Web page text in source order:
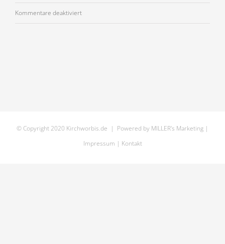
Kommentare deaktiviertfür
© Copyright 2020 Kirchworbis.de | Powered by MILLER's Marketing |
Impressum | Kontakt